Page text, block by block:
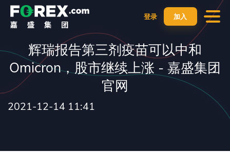
登录 加入
辉瑞报告第三剂疫苗可以中和
Omicron，股市继续上涨 - 嘉盛集团
官网
2021-12-14 11:41